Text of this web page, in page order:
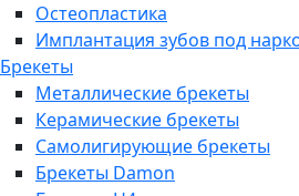
Остеопластика
Имплантация зубов под
Брекеты
Металлические брекеты
Керамические брекеты
Самолигирующие брекеты
Брекеты Damon